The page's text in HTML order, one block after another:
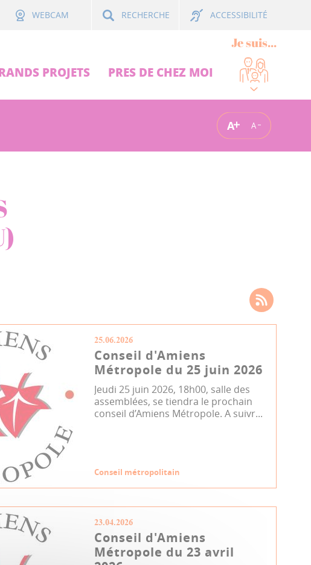
WEBCAM RECHERCHE ACCESSIBILITÉ
PROJETS PRES DE CHEZ MOI
Je suis...
A A
25.06.2026
Conseil d'Amiens
Métropole du 25 juin 2026
Jeudi 25 juin 2026, 18h00, salle des
assemblées, se tiendra le prochain
conseil d’Amiens Métropole. A suivr...
Conseil métropolitain
23.04.2026
Conseil d'Amiens
Métropole du 23 avril